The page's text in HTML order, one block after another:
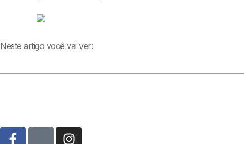
Neste artigo você vai ver: